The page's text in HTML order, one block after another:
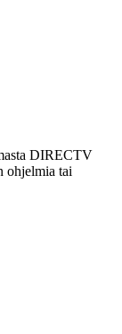
DIRECTV
ohjelmia tai